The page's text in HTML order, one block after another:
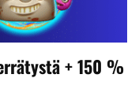
+ 150 %